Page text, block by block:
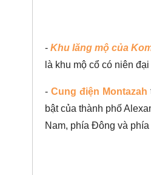
- Khu lăng mộ của
là khu mộ cổ có niên
- Cung điện Montazah
bật của thành phố
Nam, phía Đông và